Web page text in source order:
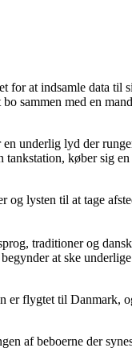
for at indsamle data til
sammen med en
underlig lyd der
køber sig
og lysten til at tage
traditioner og
at ske
er flygtet til Danmark,
af beboerne der